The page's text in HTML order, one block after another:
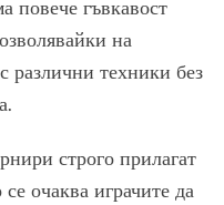
повече гъвкавост
на
различни техники без
строго прилагат
очаква играчите да